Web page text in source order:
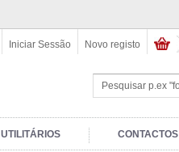
Novo registo
Iniciar Sessão
UTILITÁRIOS CONTACTOS